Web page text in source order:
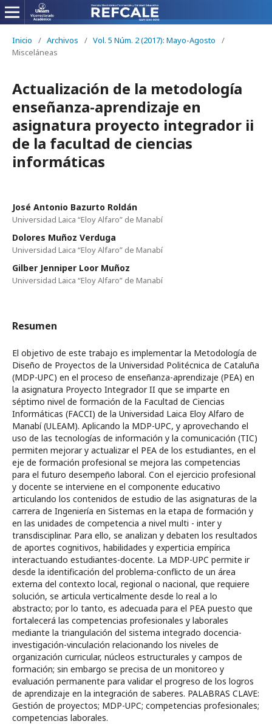
Inicio / Archivos / Vol. 5 Núm. 2 (2017): Mayo-Agosto
/
Misceláneas
Actualización de la metodología
enseñanza-aprendizaje en
asignatura proyecto integrador ii
de la facultad de ciencias
informáticas
José Antonio Bazurto Roldán
Universidad Laica “Eloy Alfaro” de Manabí
Dolores Muñoz Verduga
Universidad Laica “Eloy Alfaro” de Manabí
Gilber Jenniper Loor Muñoz
Universidad Laica “Eloy Alfaro” de Manabí
Resumen
El objetivo de este trabajo es implementar la Metodología de
Diseño de Proyectos de la Universidad Politécnica de Cataluña
(MDP-UPC) en el proceso de enseñanza-aprendizaje (PEA) en
la asignatura Proyecto Integrador II que se imparte en
séptimo nivel de formación de la Facultad de Ciencias
Informáticas (FACCI) de la Universidad Laica Eloy Alfaro de
Manabí (ULEAM). Aplicando la MDP-UPC, y aprovechando el
uso de las tecnologías de información y la comunicación (TIC)
permiten mejorar y actualizar el PEA de los estudiantes, en el
eje de formación profesional se mejora las competencias
para el futuro desempeño laboral. Con el ejercicio profesional
y docente se interviene en el componente educativo
articulando los contenidos de estudio de las asignaturas de la
carrera de Ingeniería en Sistemas en la etapa de formación y
en las unidades de competencia a nivel multi - inter y
transdisciplinar. Para ello, se analizan y debaten los resultados
de aportes cognitivos, habilidades y experticia empírica
interactuando estudiantes-docente. La MDP-UPC permite ir
desde la identificación del problema-conflicto de un área
externa del contexto local, regional o nacional, que requiere
solución, se articula verticalmente desde lo real a lo
abstracto; por lo tanto, es adecuada para el PEA puesto que
fortalecerá las competencias profesionales y laborales
mediante la triangulación del sistema integrado docencia-
investigación-vinculación relacionando los niveles de
organización curricular, núcleos estructurales y campos de
formación; sin embargo se precisa de un monitoreo y
evaluación permanente para validar el progreso de los logros
de aprendizaje en la integración de saberes. PALABRAS CLAVE:
Gestión de proyectos; MDP-UPC; competencias profesionales;
competencias laborales.